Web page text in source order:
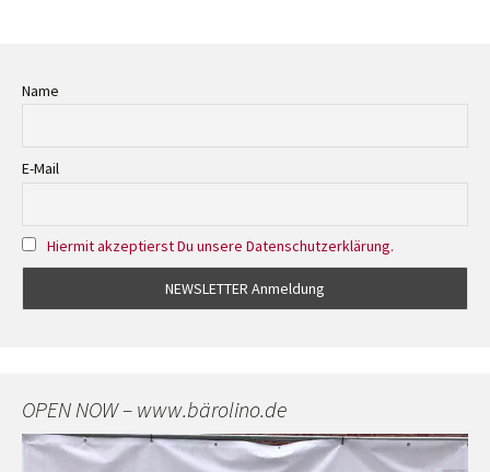
Name
E-Mail
Hiermit akzeptierst Du unsere Datenschutzerklärung.
OPEN NOW – www.bärolino.de
Video-